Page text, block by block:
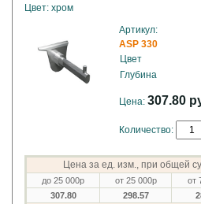
Цвет: хром
Артикул:
ASP 330
Цвет
Глубина
Цена: 307.80
Количество:
Цена за ед. изм., при общей
до 25 000р от 25 000р от
307.80
298.57